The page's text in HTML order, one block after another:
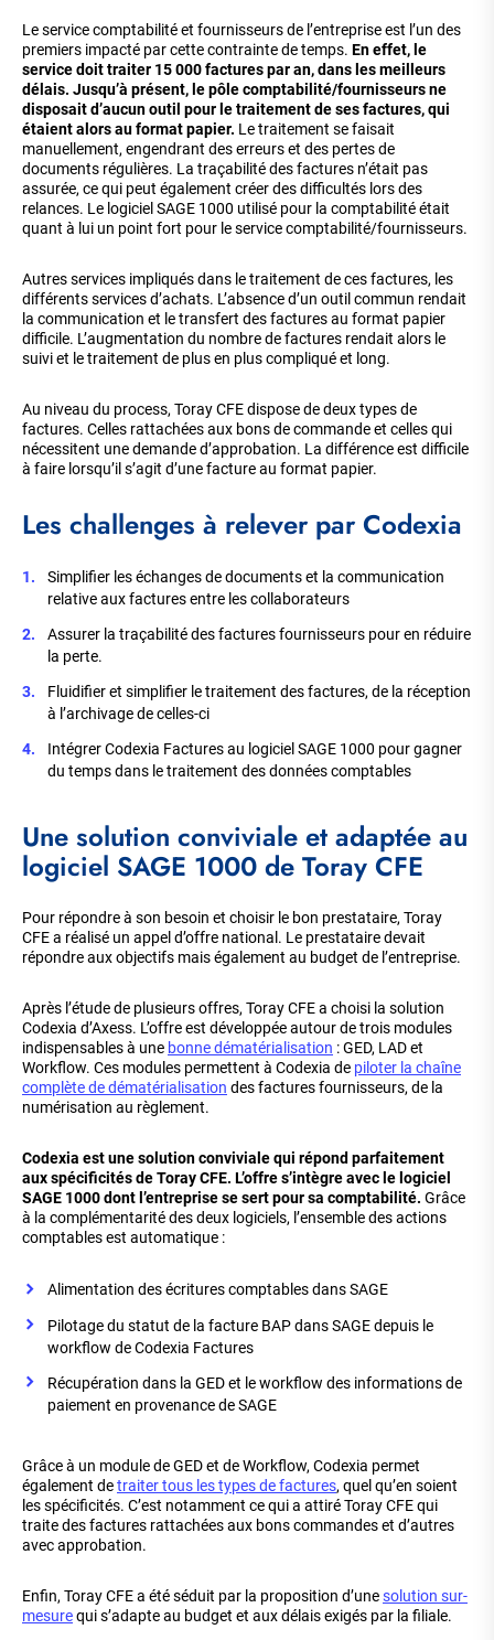
Le service comptabilité et fournisseurs de l’entreprise est l’un des
premiers impacté par cette contrainte de temps. En effet, le
service doit traiter 15 000 factures par an, dans les meilleurs
délais. Jusqu’à présent, le pôle comptabilité/fournisseurs ne
disposait d’aucun outil pour le traitement de ses factures, qui
étaient alors au format papier. Le traitement se faisait
manuellement, engendrant des erreurs et des pertes de
documents régulières. La traçabilité des factures n’était pas
assurée, ce qui peut également créer des difficultés lors des
relances. Le logiciel SAGE 1000 utilisé pour la comptabilité était
quant à lui un point fort pour le service comptabilité/fournisseurs.
Autres services impliqués dans le traitement de ces factures, les
différents services d’achats. L’absence d’un outil commun rendait
la communication et le transfert des factures au format papier
difficile. L’augmentation du nombre de factures rendait alors le
suivi et le traitement de plus en plus compliqué et long.
Au niveau du process, Toray CFE dispose de deux types de
factures. Celles rattachées aux bons de commande et celles qui
nécessitent une demande d’approbation. La différence est difficile
à faire lorsqu’il s’agit d’une facture au format papier.
Les challenges à relever par Codexia
Simplifier les échanges de documents et la communication
relative aux factures entre les collaborateurs
Assurer la traçabilité des factures fournisseurs pour en réduire
la perte.
Fluidifier et simplifier le traitement des factures, de la réception
à l’archivage de celles-ci
Intégrer Codexia Factures au logiciel SAGE 1000 pour gagner
du temps dans le traitement des données comptables
Une solution conviviale et adaptée au
logiciel SAGE 1000 de Toray CFE
Pour répondre à son besoin et choisir le bon prestataire, Toray
CFE a réalisé un appel d’offre national. Le prestataire devait
répondre aux objectifs mais également au budget de l’entreprise.
Après l’étude de plusieurs offres, Toray CFE a choisi la solution
Codexia d’Axess. L’offre est développée autour de trois modules
indispensables à une bonne dématérialisation : GED, LAD et
Workflow. Ces modules permettent à Codexia de piloter la chaîne
complète de dématérialisation des factures fournisseurs, de la
numérisation au règlement.
Codexia est une solution conviviale qui répond parfaitement
aux spécificités de Toray CFE. L’offre s’intègre avec le logiciel
SAGE 1000 dont l’entreprise se sert pour sa comptabilité. Grâce
à la complémentarité des deux logiciels, l’ensemble des actions
comptables est automatique :
Alimentation des écritures comptables dans SAGE
Pilotage du statut de la facture BAP dans SAGE depuis le
workflow de Codexia Factures
Récupération dans la GED et le workflow des informations de
paiement en provenance de SAGE
Grâce à un module de GED et de Workflow, Codexia permet
également detraiter tous les types de factures, quel qu’en soient
les spécificités. C’est notamment ce qui a attiré Toray CFE qui
traite des factures rattachées aux bons commandes et d’autres
avec approbation.
Enfin, Toray CFE a été séduit par la proposition d’unesolution sur-
mesurequi s’adapte au budget et aux délais exigés par la filiale.